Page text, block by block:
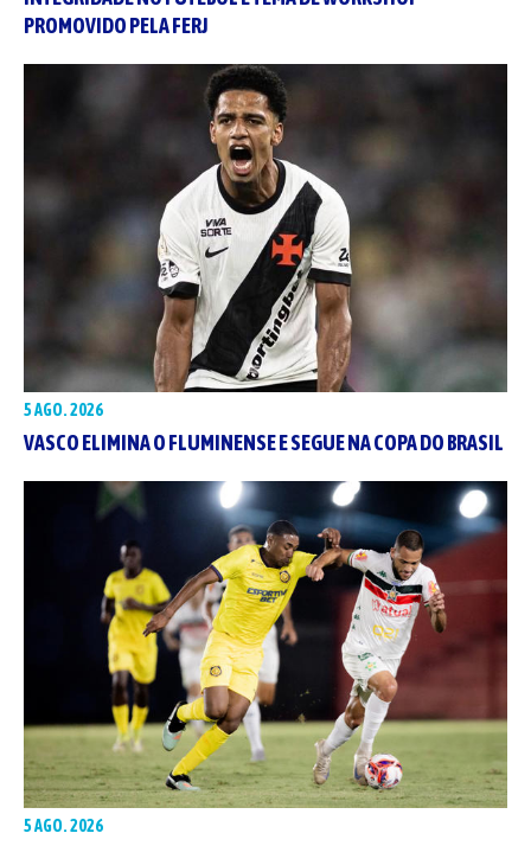
PROMOVIDO PELA FERJ
5 AGO. 2026
VASCO ELIMINA O FLUMINENSE E SEGUE NA COPA DO BRASIL
5 AGO. 2026